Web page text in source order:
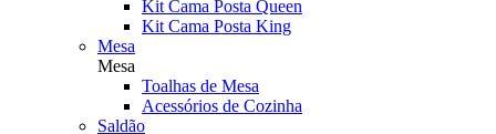
Kit Cama Posta Queen
Kit Cama Posta King
Mesa
Mesa
Toalhas de Mesa
Acessórios de Cozinha
Saldão